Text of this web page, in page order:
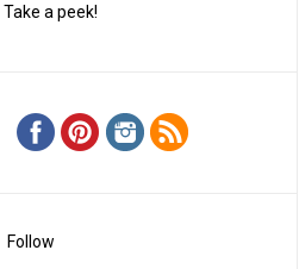
Take a peek!
Follow